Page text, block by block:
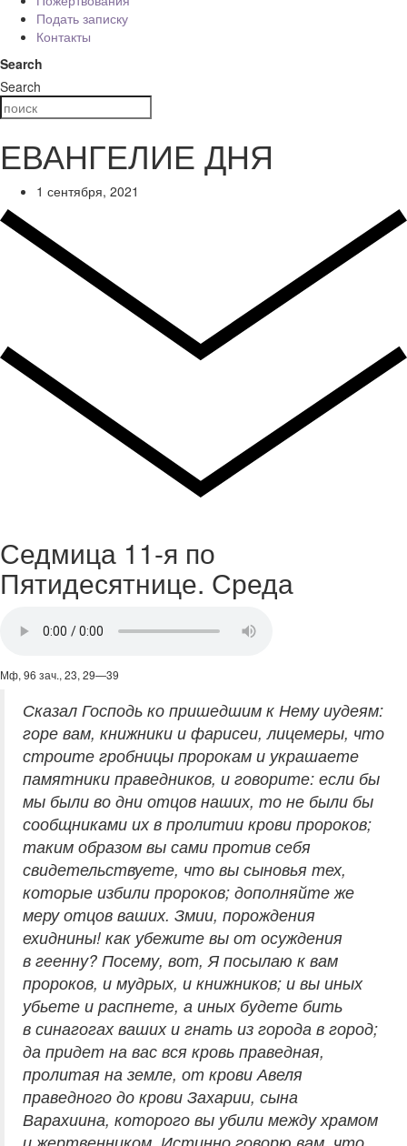
Подать записку
Контакты
Search
Search
ЕВАНГЕЛИЕ ДНЯ
1 сентября, 2021
Седмица 11-я по
Пятидесятнице. Среда
Мф, 96 зач., 23, 29—39
Сказал Господь ко пришедшим к Нему иудеям:
горе вам, книжники и фарисеи, лицемеры, что
строите гробницы пророкам и украшаете
памятники праведников, и говорите: если бы
мы были во дни отцов наших, то не были бы
сообщниками их в пролитии крови пророков;
таким образом вы сами против себя
свидетельствуете, что вы сыновья тех,
которые избили пророков; дополняйте же
меру отцов ваших. Змии, порождения
ехиднины! как убежите вы от осуждения
в геенну? Посему, вот, Я посылаю к вам
пророков, и мудрых, и книжников; и вы иных
убьете и распнете, а иных будете бить
в синагогах ваших и гнать из города в город;
да придет на вас вся кровь праведная,
пролитая на земле, от крови Авеля
праведного до крови Захарии, сына
Варахиина, которого вы убили между храмом